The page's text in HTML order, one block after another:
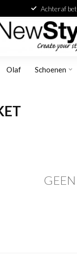
Achteraf
Olaf Schoenen